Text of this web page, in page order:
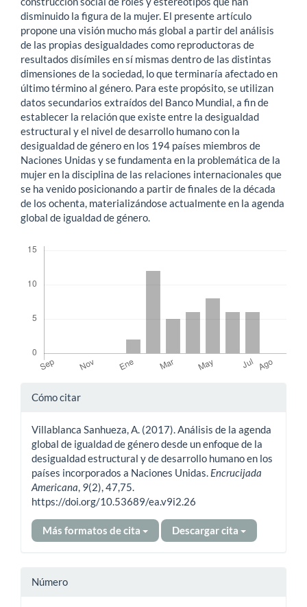
disminuido la figura de la mujer. El presente artículo
propone una visión mucho más global a partir del análisis
de las propias desigualdades como reproductoras de
resultados disímiles en sí mismas dentro de las distintas
dimensiones de la sociedad, lo que terminaría afectado en
último término al género. Para este propósito, se utilizan
datos secundarios extraídos del Banco Mundial, a fin de
establecer la relación que existe entre la desigualdad
estructural y el nivel de desarrollo humano con la
desigualdad de género en los 194 países miembros de
Naciones Unidas y se fundamenta en la problemática de la
mujer en la disciplina de las relaciones internacionales que
se ha venido posicionando a partir de finales de la década
de los ochenta, materializándose actualmente en la agenda
global de igualdad de género.
Detalles
artículo
Cómo citar
Villablanca Sanhueza, A. (2017). Análisis de la agenda
global de igualdad de género desde un enfoque de la
desigualdad estructural y de desarrollo humano en los
países incorporados a Naciones Unidas. Encrucijada
Americana, 9(2), 47,75.
https://doi.org/10.53689/ea.v9i2.26
Más formatos de cita Descargar cita
Número